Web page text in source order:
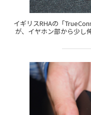
イギリスRHAの「
が、イヤホン部から少し